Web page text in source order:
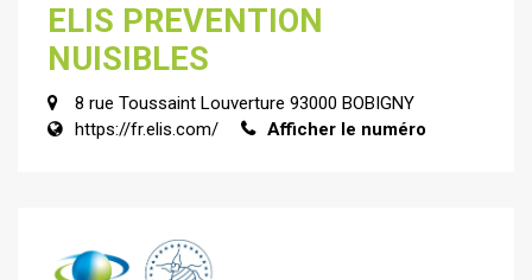
ELIS PREVENTION
NUISIBLES
8 rue Toussaint Louverture 93000 BOBIGNY
https://fr.elis.com/
Afficher le numéro